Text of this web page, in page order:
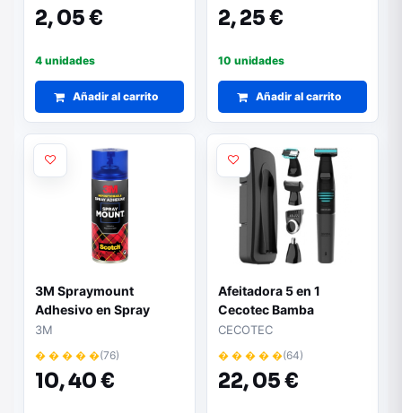
2,05 €
4 unidades
Añadir al carrito
2,25 €
10 unidades
Añadir al carrito
3M Spraymount
Adhesivo en Spray
200ml - Permanente al
Secado - Permite
Reposicionar hasta
Secado - Color
3M
� � � � �(76)
10,40 €
Afeitadora 5 en 1
Cecotec Bamba
PrecisionCare Extreme/
con Batería/ 5
Accesorios
CECOTEC
� � � � �(64)
22,05 €